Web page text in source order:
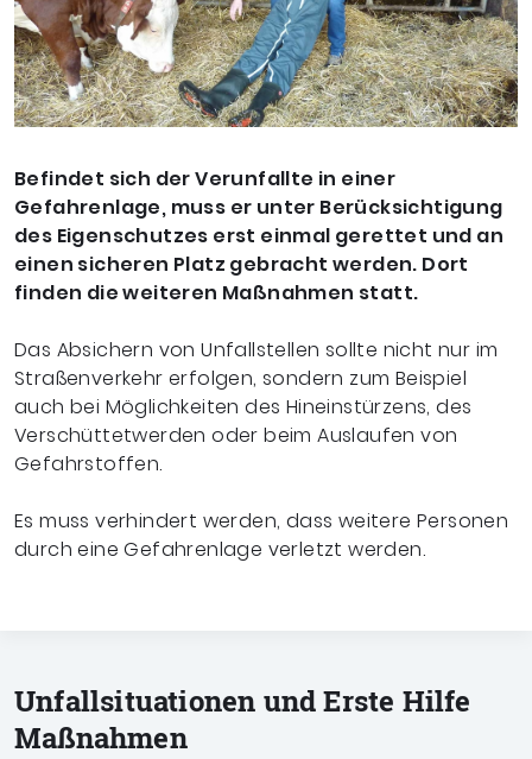
Befindet sich der Verunfallte in einer
Gefahrenlage, muss er unter Berücksichtigung
des Eigenschutzes erst einmal gerettet und an
einen sicheren Platz gebracht werden. Dort
finden die weiteren Maßnahmen statt.
Das Absichern von Unfallstellen sollte nicht nur im
Straßenverkehr erfolgen, sondern zum Beispiel
auch bei Möglichkeiten des Hineinstürzens, des
Verschüttetwerden oder beim Auslaufen von
Gefahrstoffen.
Es muss verhindert werden, dass weitere Personen
durch eine Gefahrenlage verletzt werden.
Unfallsituationen und Erste Hilfe
Maßnahmen